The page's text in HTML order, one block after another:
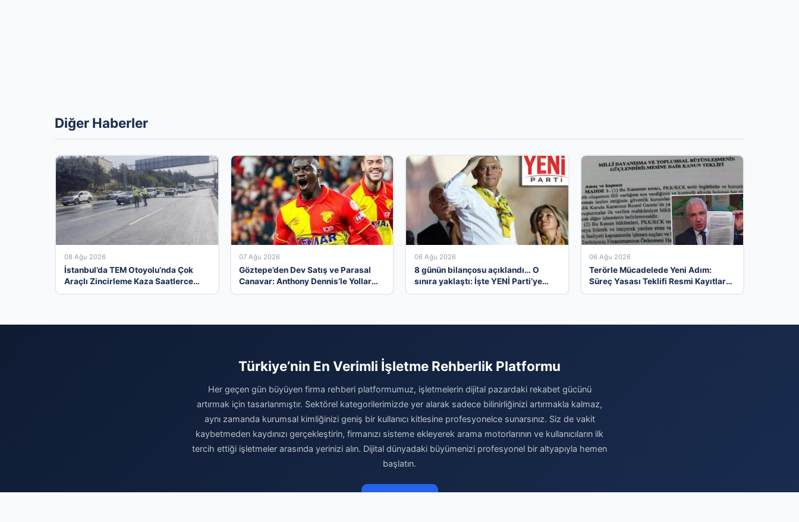
Diğer Haberler
08 Ağu 2026
İstanbul’da TEM Otoyolu’nda Çok
Araçlı Zincirleme Kaza Saatlerce
07 Ağu 2026
Göztepe’den Dev Satış ve Parasal
Canavar: Anthony Dennis’le Yollar
06 Ağu 2026
8 günün bilançosu açıklandı… O
sınıra yaklaştı: İşte YENİ Parti’ye
06 Ağu 2026
Terörle Mücadelede Yeni Adım:
Süreç Yasası Teklifi Resmi Kayıtlara
Türkiye’nin En Verimli İşletme Rehberlik Platformu
Her geçen gün büyüyen firma rehberi platformumuz, işletmelerin dijital pazardaki rekabet gücünü
artırmak için tasarlanmıştır. Sektörel kategorilerimizde yer alarak sadece bilinirliğinizi artırmakla kalmaz,
aynı zamanda kurumsal kimliğinizi geniş bir kullanıcı kitlesine profesyonelce sunarsınız. Siz de vakit
kaybetmeden kaydınızı gerçekleştirin, firmanızı sisteme ekleyerek arama motorlarının ve kullanıcıların ilk
tercih ettiği işletmeler arasında yerinizi alın. Dijital dünyadaki büyümenizi profesyonel bir altyapıyla hemen
başlatın.